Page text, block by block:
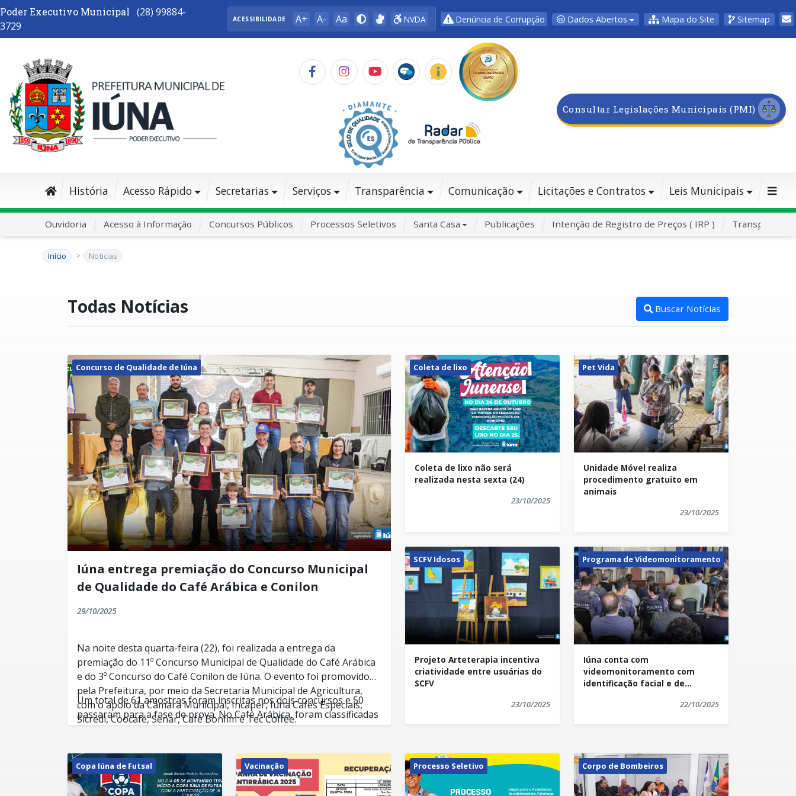
Poder Executivo Municipal
(28) 99884-
3729
ACESSIBILIDADE A+ A- Aa NVDA Denúncia de Corrupção Dados Abertos Mapa do Site Sitemap
Consultar Legislações Municipais (PMI)
História Acesso Rápido Secretarias Serviços Transparência Comunicação Licitações e Contratos Leis Municipais
Ouvidoria Acesso à Informação Concursos Públicos Processos Seletivos Santa Casa Publicações Intenção de Registro de Preços ( IRP ) Transporte
Início Noticias
Todas Notícias Buscar Notícias
Concurso de Qualidade de Iúna
Iúna entrega premiação do Concurso Municipal
de Qualidade do Café Arábica e Conilon
29/10/2025
Na noite desta quarta-feira (22), foi realizada a entrega da
premiação do 11º Concurso Municipal de Qualidade do Café Arábica
e do 3º Concurso do Café Conilon de Iúna. O evento foi promovido
pela Prefeitura, por meio da Secretaria Municipal de Agricultura,
com o apoio da Câmara Municipal, Incaper, Iúna Cafés Especiais,
Sicredi, Coocafé, Senar, Café Bonfim e Tec Coffee.
Um total de 61 amostras foram inscritas nos dois concursos e 50
passaram para a fase de prova. No Café Arábica, foram classificadas
12 amostras na categoria Cereja
Natural. Enquanto na categoria única do café conilon, quatro foram
classificadas.
No Concurso Municipal de Qualidade do Café Arábica, foram
premiados os cinco primeiros na categoria Cereja
Coleta de lixo
Coleta de lixo não será
realizada nesta sexta (24)
23/10/2025
Pet Vida
Unidade Móvel realiza
procedimento gratuito em
animais
23/10/2025
SCFV Idosos
Projeto Arteterapia incentiva
criatividade entre usuárias do
SCFV
23/10/2025
Programa de Videomonitoramento
Iúna conta com
videomonitoramento com
identificação facial e de
22/10/2025
Copa Iúna de Futsal Vacinação Processo Seletivo Corpo de Bombeiros